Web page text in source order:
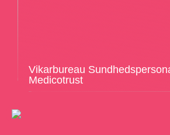
Vikarbureau
Medicotrust